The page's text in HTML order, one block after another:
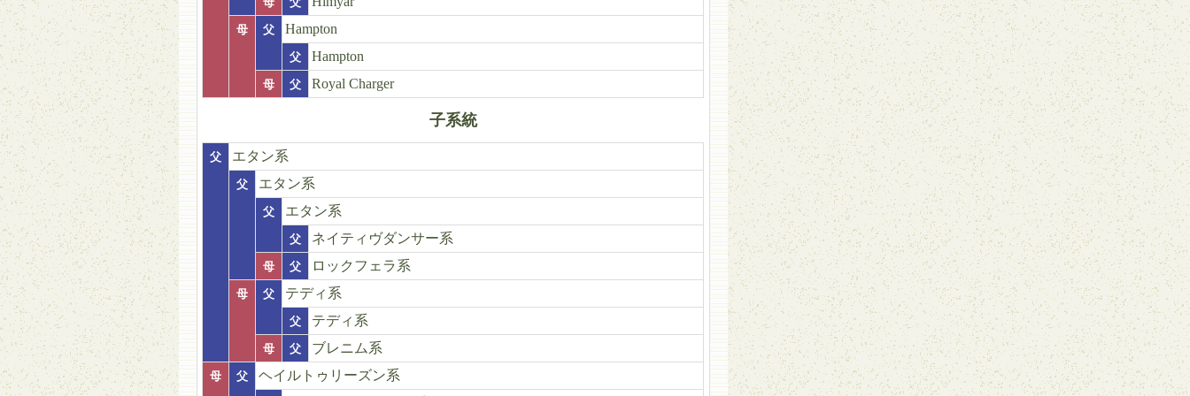
母 父 Hampton
父 Hampton
母 父 Royal Charger
子系統
父 エタン系
父 エタン系
父 エタン系
父 ネイティヴダンサー系
母 父 ロックフェラ系
母 父 テディ系
父 テディ系
母 父 ブレニム系
母 父
ヘイルトゥリーズン系